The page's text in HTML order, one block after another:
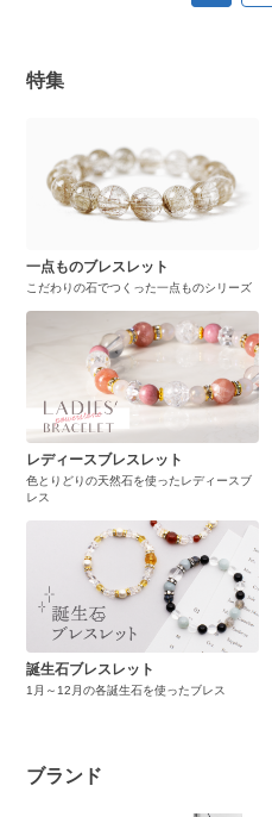
特集
一点ものブレスレット
こだわりの石でつくった一点ものシリーズ
レディースブレスレット
色とりどりの天然石を使ったレディースブ
レス
誕生石ブレスレット
1月～12月の各誕生石を使ったブレス
ブランド